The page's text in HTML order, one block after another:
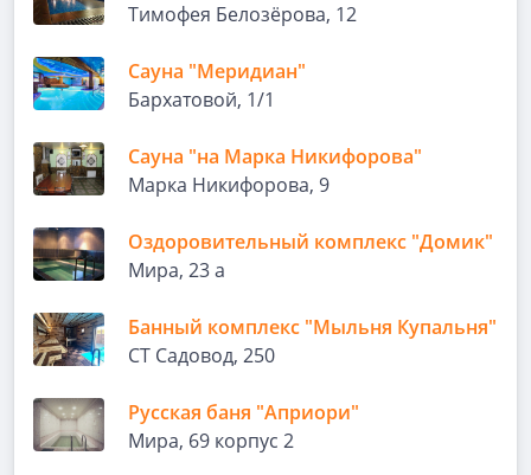
Тимофея Белозёрова, 12
Сауна "Меридиан"
Бархатовой, 1/1
Сауна "на Марка Никифорова"
Марка Никифорова, 9
Оздоровительный комплекс "Домик"
Мира, 23 а
Банный комплекс "Мыльня Купальня"
СТ Садовод, 250
Русская баня "Априори"
Мира, 69 корпус 2